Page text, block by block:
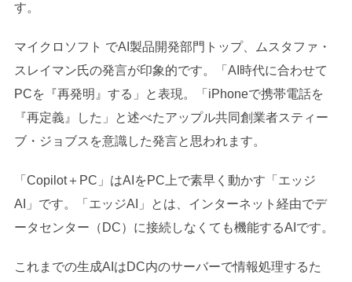
す。
マイクロソフト でAI製品開発部門トップ、ムスタファ・
スレイマン氏の発言が印象的です。「AI時代に合わせて
PCを『再発明』する」と表現。「iPhoneで携帯電話を
『再定義』した」と述べたアップル共同創業者スティー
ブ・ジョブスを意識した発言と思われます。
「Copilot＋PC」はAIをPC上で素早く動かす「エッジ
AI」です。「エッジAI」とは、インターネット経由でデ
ータセンター（DC）に接続しなくても機能するAIです。
これまでの生成AIはDC内のサーバーで情報処理するた